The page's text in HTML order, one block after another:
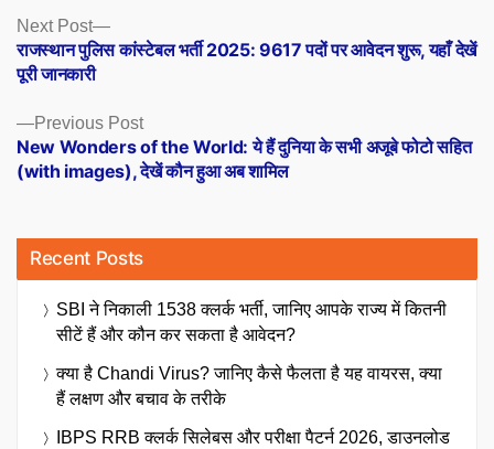
Posts
navigation
Previous PostPrevious
post:
New Wonders of the World: ये हैं दुनिया के सभी अजूबे फोटो सहित
(with images), देखें कौन हुआ अब शामिल
Next Post
Next
post:
राजस्थान पुलिस कांस्टेबल भर्ती 2025: 9617 पदों पर आवेदन शुरू, यहाँ देखें
पूरी जानकारी
Recent Posts
SBI ने निकाली 1538 क्लर्क भर्ती, जानिए आपके राज्य में कितनी
सीटें हैं और कौन कर सकता है आवेदन?
क्या है Chandi Virus? जानिए कैसे फैलता है यह वायरस, क्या
हैं लक्षण और बचाव के तरीके
IBPS RRB क्लर्क सिलेबस और परीक्षा पैटर्न 2026, डाउनलोड